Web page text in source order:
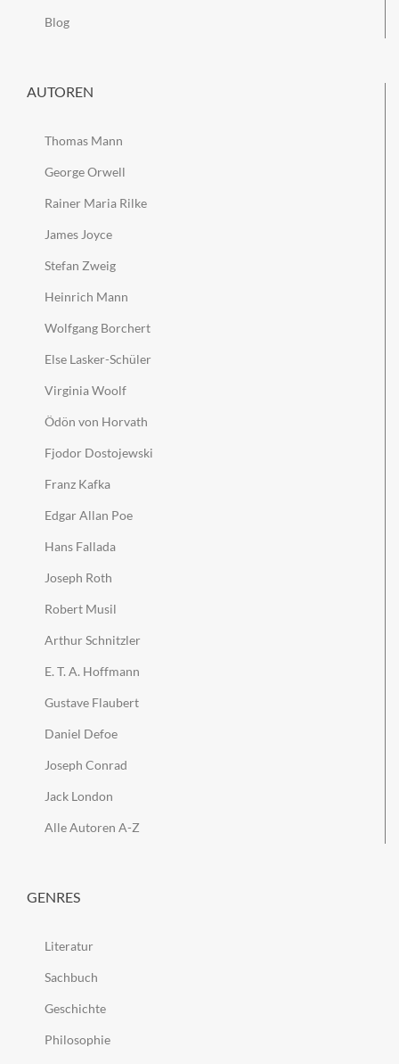
Blog
AUTOREN
Thomas Mann
George Orwell
Rainer Maria Rilke
James Joyce
Stefan Zweig
Heinrich Mann
Wolfgang Borchert
Else Lasker-Schüler
Virginia Woolf
Ödön von Horvath
Fjodor Dostojewski
Franz Kafka
Edgar Allan Poe
Hans Fallada
Joseph Roth
Robert Musil
Arthur Schnitzler
E. T. A. Hoffmann
Gustave Flaubert
Daniel Defoe
Joseph Conrad
Jack London
Alle Autoren A-Z
GENRES
Literatur
Sachbuch
Geschichte
Philosophie